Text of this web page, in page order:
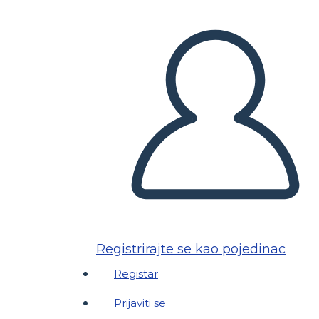
Registrirajte se kao pojedinac
Registar
Prijaviti se